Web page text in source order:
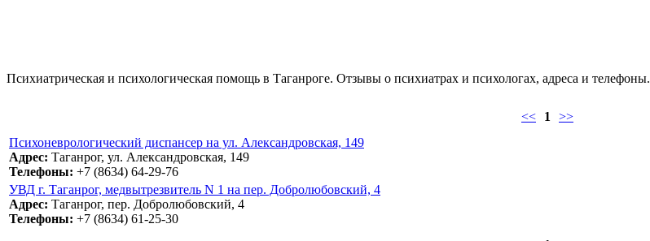
Психиатрическая и психологическая помощь в Таганроге. Отзывы о психиатрах и психологах, адреса и телефоны.
<< 1 >>
Психоневрологический диспансер на ул. Александровская, 149
Адрес: Таганрог, ул. Александровская, 149
Телефоны: +7 (8634) 64-29-76
УВД г. Таганрог, медвытрезвитель N 1 на пер. Добролюбовский, 4
Адрес: Таганрог, пер. Добролюбовский, 4
Телефоны: +7 (8634) 61-25-30